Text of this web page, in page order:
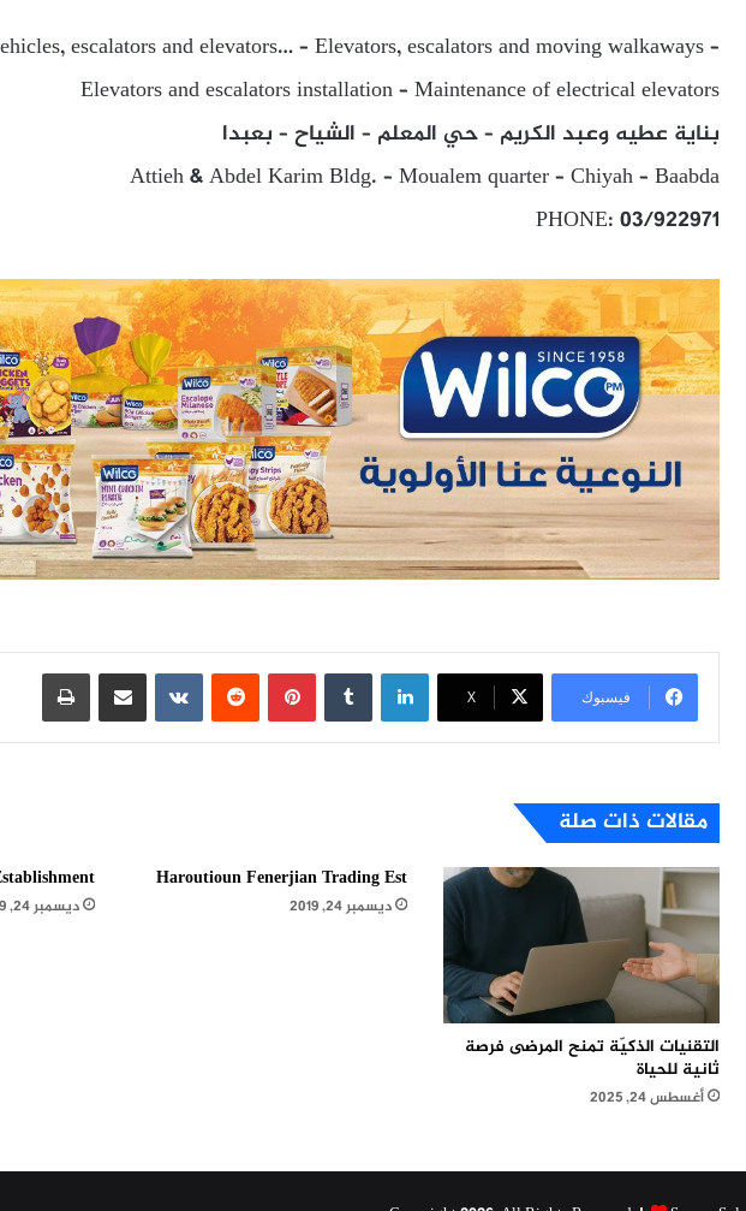
escalators and elevators… – Elevators, escalators and moving walkaways –
Elevators and escalators installation – Maintenance of electrical elevators
بناية عطيه وعبد الكريم – حي المعلم – الشياح – بعبدا
Attieh & Abdel Karim Bldg. – Moualem quarter – Chiyah – Baabda
PHONE: 03/922971
فيسبوك X
لينكدإن بينتيريست مشاركة عبر البريد طباعة
مقالات ذات صلة
التقنيات الذكيّة تمنح المرضى فرصة
ثانية للحياة
أغسطس 24, 2025
Haroutioun Fenerjian Trading Est
ديسمبر 24, 2019 ديسمبر 24, 2019